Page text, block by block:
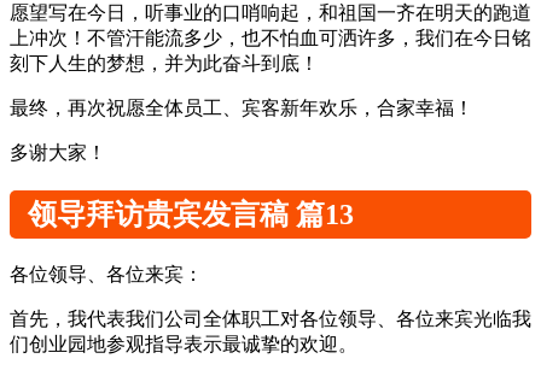
愿望写在今日，听事业的口哨响起，和祖国一齐在明天的跑道
上冲次！不管汗能流多少，也不怕血可洒许多，我们在今日铭
刻下人生的梦想，并为此奋斗到底！
最终，再次祝愿全体员工、宾客新年欢乐，合家幸福！
多谢大家！
领导拜访贵宾发言稿 篇13
各位领导、各位来宾：
首先，我代表我们公司全体职工对各位领导、各位来宾光临我
们创业园地参观指导表示最诚挚的欢迎。